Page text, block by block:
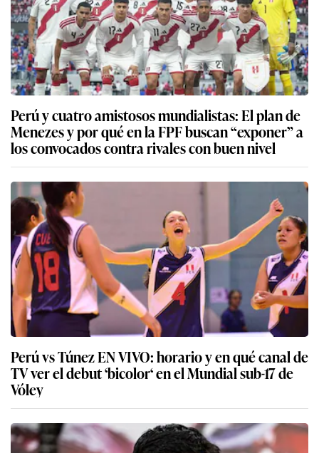
Perú y cuatro amistosos mundialistas: El plan de
Menezes y por qué en la FPF buscan “exponer” a
los convocados contra rivales con buen nivel
Perú vs Túnez EN VIVO: horario y en qué canal de
TV ver el debut ‘bicolor‘ en el Mundial sub-17 de
Vóley